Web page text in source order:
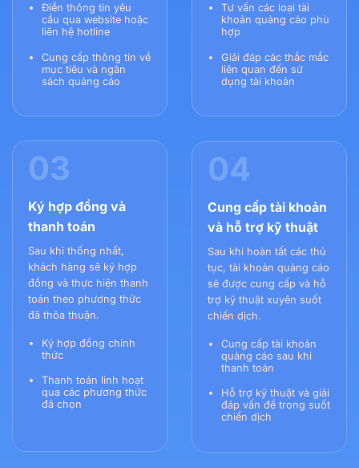
Điền thông tin yêu
cầu qua website hoặc
liên hệ hotline
Cung cấp thông tin về
mục tiêu và ngân
sách quảng cáo
Tư vấn các loại tài
khoản quảng cáo phù
hợp
Giải đáp các thắc mắc
liên quan đến sử
dụng tài khoản
03
Ký hợp đồng và
thanh toán
Sau khi thống nhất,
khách hàng sẽ ký hợp
đồng và thực hiện thanh
toán theo phương thức
đã thỏa thuận.
Ký hợp đồng chính
thức
Thanh toán linh hoạt
qua các phương thức
đã chọn
04
Cung cấp tài khoản
và hỗ trợ kỹ thuật
Sau khi hoàn tất các thủ
tục, tài khoản quảng cáo
sẽ được cung cấp và hỗ
trợ kỹ thuật xuyên suốt
chiến dịch.
Cung cấp tài khoản
quảng cáo sau khi
thanh toán
Hỗ trợ kỹ thuật và giải
đáp vấn đề trong suốt
chiến dịch